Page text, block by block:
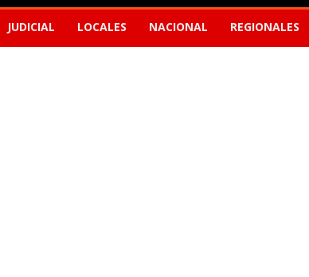
JUDICIAL LOCALES NACIONAL REGIONALES